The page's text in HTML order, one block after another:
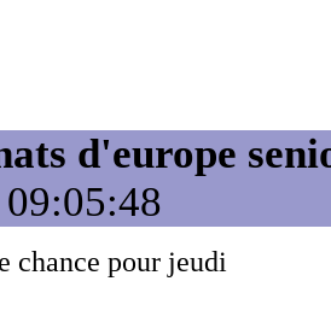
d'europe
chance pour jeudi